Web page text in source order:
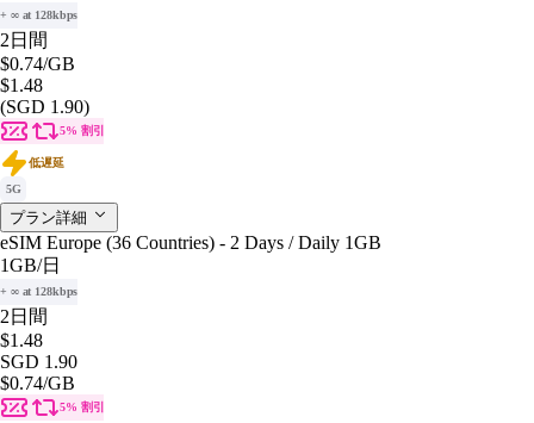
+ ∞ at 128kbps
2日間
$0.74/GB
$1.48
(SGD 1.90)
5% 割引
低遅延
5G
プラン詳細
eSIM Europe (36 Countries) - 2 Days / Daily 1GB
1GB/日
+ ∞ at 128kbps
2日間
$1.48
SGD 1.90
$0.74/GB
5% 割引